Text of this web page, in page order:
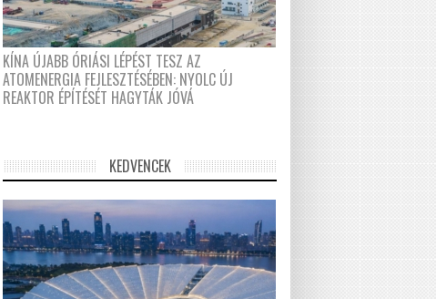
KÍNA ÚJABB ÓRIÁSI LÉPÉST TESZ AZ
ATOMENERGIA FEJLESZTÉSÉBEN: NYOLC ÚJ
REAKTOR ÉPÍTÉSÉT HAGYTÁK JÓVÁ
KEDVENCEK